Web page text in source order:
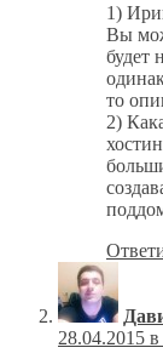
1)
Вы
будет
то
2)
28.04.2015